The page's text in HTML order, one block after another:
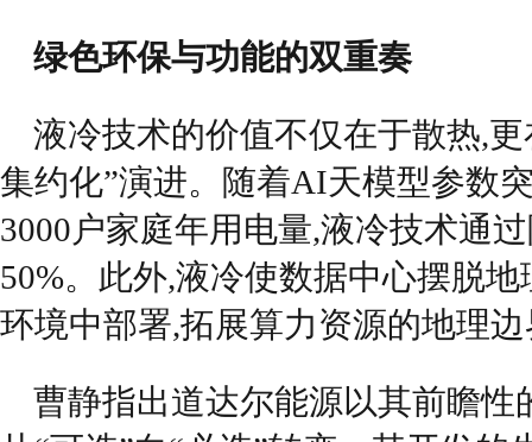
绿色环保与功能的双重奏
液冷技术的价值不仅在于散热,
集约化”演进。随着AI天模型参数
3000户家庭年用电量,液冷技术通
50%。此外,液冷使数据中心摆脱
环境中部署,拓展算力资源的地理
曹静指出道达尔能源以其前瞻性